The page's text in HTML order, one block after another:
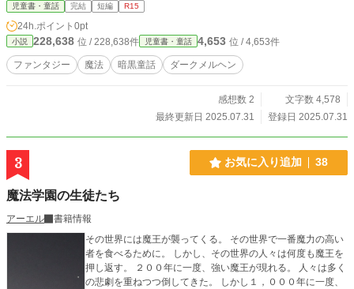
児童書・童話 完結 短編 R15
24h.ポイント 0pt
小説 228,638 位 / 228,638件 児童書・童話 4,653 位 / 4,653件
ファンタジー 魔法 暗黒童話 ダークメルヘン
感想数 2
文字数 4,578
最終更新日 2025.07.31
登録日 2025.07.31
3 お気に入り追加 38
魔法学園の生徒たち
アーエル
書籍情報
その世界には魔王が襲ってくる。 その世界で一番魔力の高い
者を食べるために。 しかし、その世界の人々は何度も魔王を
押し返す。 ２００年に一度、強い魔王が現れる。 人々は多く
の悲劇を重ねつつ倒してきた。 しかし１，０００年に一度、